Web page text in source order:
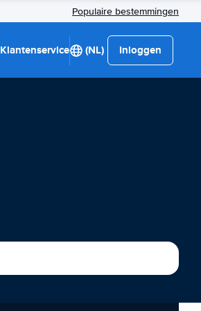
Populaire bestemmingen
Klantenservice (NL) Inloggen